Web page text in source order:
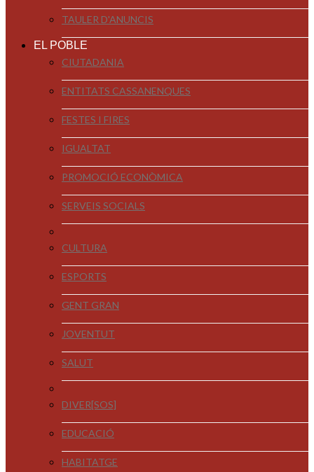
TAULER D'ANUNCIS
EL POBLE
CIUTADANIA
ENTITATS CASSANENQUES
FESTES I FIRES
IGUALTAT
PROMOCIÓ ECONÒMICA
SERVEIS SOCIALS
CULTURA
ESPORTS
GENT GRAN
JOVENTUT
SALUT
DIVER[SOS]
EDUCACIÓ
HABITATGE